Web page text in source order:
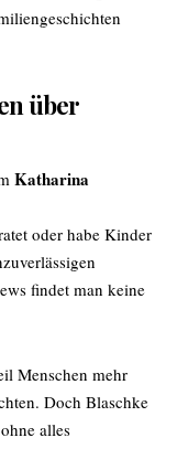
über
Katharina
oder habe Kinder
findet man keine
Menschen mehr
Doch Blaschke
alles